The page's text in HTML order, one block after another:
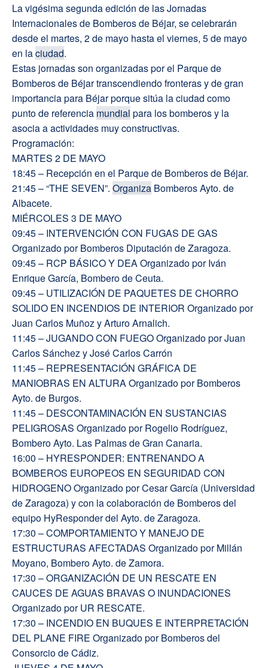
La vigésima segunda edición de las Jornadas
Internacionales de Bomberos de Béjar, se celebrarán
desde el martes, 2 de mayo hasta el viernes, 5 de mayo
en laciudad.
Estas jornadas son organizadas por el Parque de
Bomberos de Béjar transcendiendo fronteras y de gran
importancia para Béjar porque sitúa la ciudad como
punto de referencia mundial para los bomberos y la
asocia a actividades muy constructivas.
Programación:
MARTES 2 DE MAYO
18:45 – Recepción en el Parque de Bomberos de Béjar.
21:45 – “THE SEVEN”. Organiza Bomberos Ayto. de
Albacete.
MIÉRCOLES 3 DE MAYO
09:45 – INTERVENCIÓN CON FUGAS DE GAS
Organizado por Bomberos Diputación de Zaragoza.
09:45 – RCP BÁSICO Y DEA Organizado por Iván
Enrique García, Bombero de Ceuta.
09:45 – UTILIZACIÓN DE PAQUETES DE CHORRO
SOLIDO EN INCENDIOS DE INTERIOR Organizado por
Juan Carlos Muñoz y Arturo Arnalich.
11:45 – JUGANDO CON FUEGO Organizado por Juan
Carlos Sánchez y José Carlos Carrón
11:45 – REPRESENTACIÓN GRÁFICA DE
MANIOBRAS EN ALTURA Organizado por Bomberos
Ayto. de Burgos.
11:45 – DESCONTAMINACIÓN EN SUSTANCIAS
PELIGROSAS Organizado por Rogelio Rodríguez,
Bombero Ayto. Las Palmas de Gran Canaria.
16:00 – HYRESPONDER: ENTRENANDO A
BOMBEROS EUROPEOS EN SEGURIDAD CON
HIDROGENO Organizado por Cesar García (Universidad
de Zaragoza) y con la colaboración de Bomberos del
equipo HyResponder del Ayto. de Zaragoza.
17:30 – COMPORTAMIENTO Y MANEJO DE
ESTRUCTURAS AFECTADAS Organizado por Millán
Moyano, Bombero Ayto. de Zamora.
17:30 – ORGANIZACIÓN DE UN RESCATE EN
CAUCES DE AGUAS BRAVAS O INUNDACIONES
Organizado por UR RESCATE.
17:30 – INCENDIO EN BUQUES E INTERPRETACIÓN
DEL PLANE FIRE Organizado por Bomberos del
Consorcio de Cádiz.